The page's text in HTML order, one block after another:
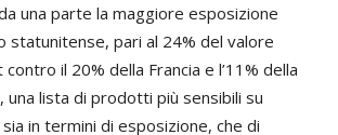
una parte la maggiore esposizione
statunitense, pari al 24% del valore
il 20% della Francia e l’11% della
una lista di prodotti più sensibili su
in termini di esposizione, che di